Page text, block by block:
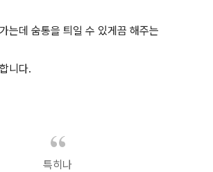
는데 숨통을 틔일 수 있게끔 해주는
니다.
특히나